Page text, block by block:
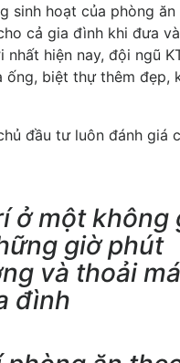
hoạt của phòng
cả gia đình khi đưa
nhất hiện nay, đội ngũ
biệt thự thêm đẹp,
đầu tư luôn đánh giá
ở một không
giờ phút
và thoải
đình